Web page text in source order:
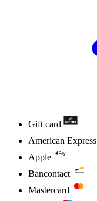
Gift card
American Express
Apple
Bancontact
Mastercard